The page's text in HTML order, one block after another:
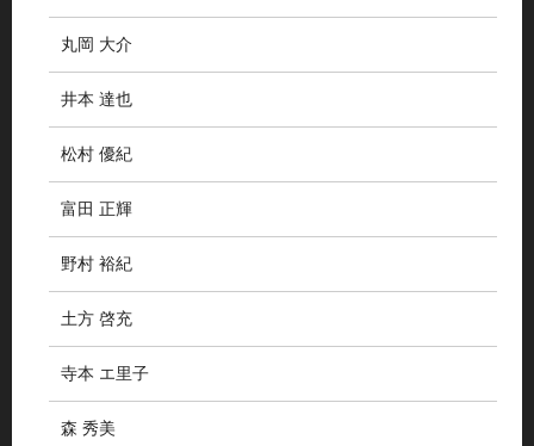
丸岡 大介
井本 達也
松村 優紀
富田 正輝
野村 裕紀
土方 啓充
寺本 エ里子
森 秀美